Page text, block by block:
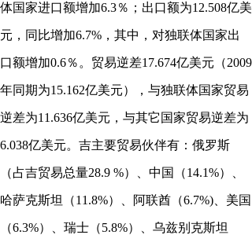
体国家进口额增加6.3％；出口额为12.508亿美
元，同比增加6.7%，其中，对独联体国家出
口额增加0.6％。贸易逆差17.674亿美元（2009
年同期为15.162亿美元），与独联体国家贸易
逆差为11.636亿美元，与其它国家贸易逆差为
6.038亿美元。吉主要贸易伙伴有：俄罗斯
（占吉贸易总量28.9 %）、中国（14.1%）、
哈萨克斯坦（11.8%）、阿联酋（6.7%)、美国
（6.3%）、瑞士（5.8%）、乌兹别克斯坦